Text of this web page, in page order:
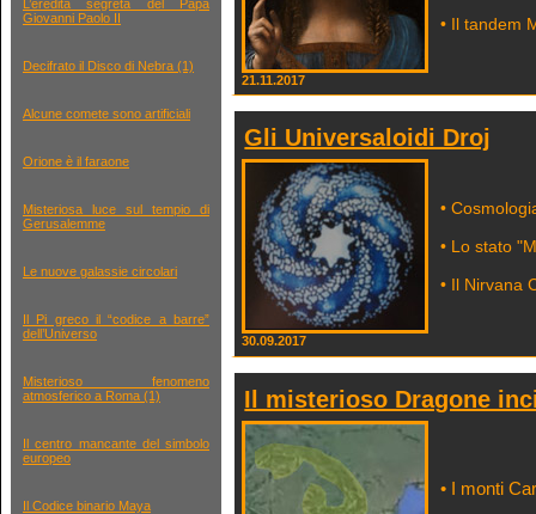
L’eredità segreta del Papa
Giovanni Paolo II
Decifrato il Disco di Nebra (1)
Alcune comete sono artificiali
Orione è il faraone
Misteriosa luce sul tempio di
Gerusalemme
Le nuove galassie circolari
Il Pi greco il “codice a barre”
dell’Universo
Misterioso fenomeno
atmosferico a Roma (1)
Il centro mancante del simbolo
europeo
Il Codice binario Maya
• Il tandem
21.11.2017
Gli Universaloidi Droj
•
• Lo stato
• Il Nirvana
30.09.2017
Il misterioso Dragone
• I monti